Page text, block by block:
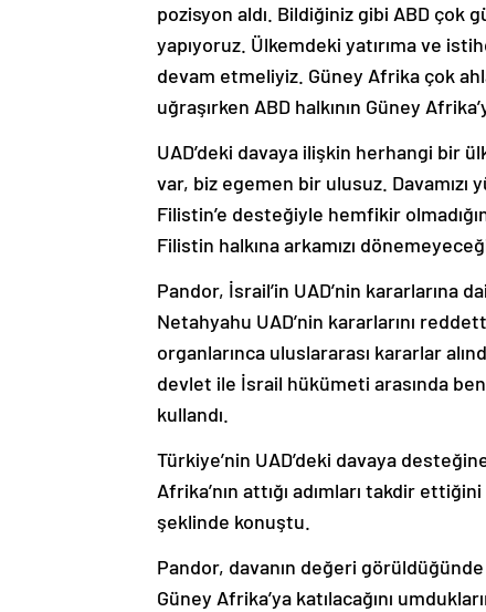
pozisyon aldı. Bildiğiniz gibi ABD
yapıyoruz. Ülkemdeki yatırıma ve
devam etmeliyiz. Güney Afrika çok
uğraşırken ABD halkının Güney
UAD’deki davaya ilişkin herhangi bir
var, biz egemen bir ulusuz. Davamızı
Filistin’e desteğiyle hemfikir
Filistin halkına arkamızı
Pandor, İsrail’in UAD’nin kararlarına
Netahyahu UAD’nin kararlarını
organlarınca uluslararası kararlar
devlet ile İsrail hükümeti arasında
kullandı.
Türkiye’nin UAD’deki davaya
Afrika’nın attığı adımları takdir
şeklinde konuştu.
Pandor, davanın değeri
Güney Afrika’ya katılacağını